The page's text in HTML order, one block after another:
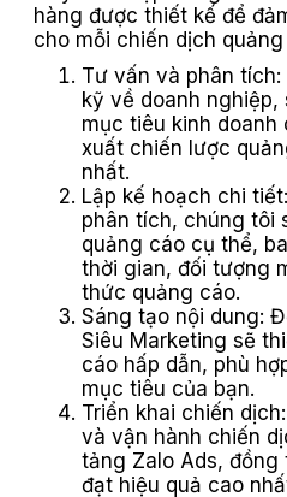
hàng được thiết kế để
cho mỗi chiến dịch
Tư vấn và phân
kỹ về doanh
mục tiêu kinh doanh
xuất chiến lược
nhất.
Lập kế hoạch chi
phân tích, chúng tôi
quảng cáo cụ thể,
thời gian, đối tượng
thức quảng cáo.
Sáng tạo nội dung:
Siêu Marketing sẽ
cáo hấp dẫn, phù
mục tiêu của bạn.
Triển khai chiến
và vận hành chiến
tảng Zalo Ads,
đạt hiệu quả cao